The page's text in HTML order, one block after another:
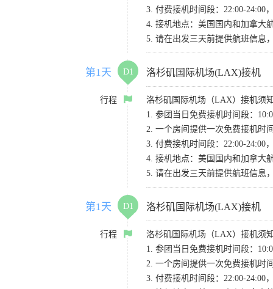
3. 付费接机时间段：22:00-24:00
4. 接机地点：美国国内和加拿大
5. 请在出发三天前提供航班信息
第1天 D1 洛杉矶国际机场(LAX)接机
行程
洛杉矶国际机场（LAX）接机须
1. 参团当日免费接机时间段：
2. 一个房间提供一次免费接机时
3. 付费接机时间段：22:00-24:00
4. 接机地点：美国国内和加拿大
5. 请在出发三天前提供航班信息
第1天 D1 洛杉矶国际机场(LAX)接机
行程
洛杉矶国际机场（LAX）接机须
1. 参团当日免费接机时间段：
2. 一个房间提供一次免费接机时
3. 付费接机时间段：22:00-24:00